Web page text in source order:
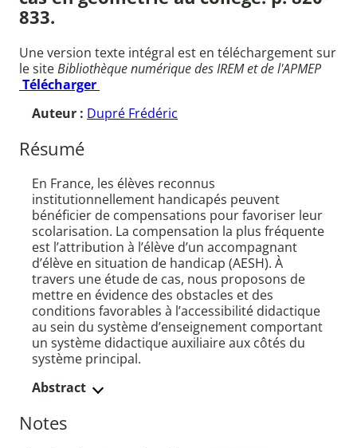
833.
Une version texte intégral est en téléchargement sur
le siteBibliothèque numérique des IREM et de l'APMEP
Télécharger
Auteur : Dupré Frédéric
Résumé
En France, les élèves reconnus
institutionnellement handicapés peuvent
bénéficier de compensations pour favoriser leur
scolarisation. La compensation la plus fréquente
est l’attribution à l’élève d’un accompagnant
d’élève en situation de handicap (AESH). À
travers une étude de cas, nous proposons de
mettre en évidence des obstacles et des
conditions favorables à l’accessibilité didactique
au sein du système d’enseignement comportant
un système didactique auxiliaire aux côtés du
système principal.
Abstract
Notes